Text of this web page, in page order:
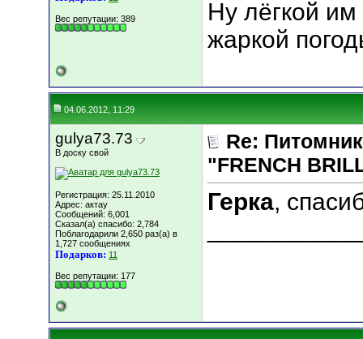
Вес репутации: 389
Ну лёгкой
жаркой
04.06.2012, 11:29
gulya73.73
В доску свой
Регистрация: 25.11.2010
Адрес: актау
Сообщений: 6,001
Сказал(а) спасибо: 2,784
Поблагодарили 2,650 раз(а) в
1,727 сообщениях
Подарков: 11
Вес репутации: 177
Re:
"FRENCH
Герка,